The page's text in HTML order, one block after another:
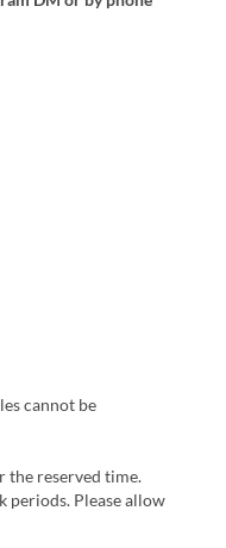
cannot be
the reserved time.
periods. Please allow